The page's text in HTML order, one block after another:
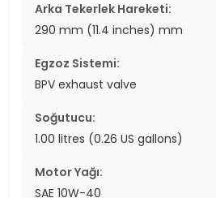
Arka Tekerlek Hareketi:
290 mm (11.4 inches) mm
Egzoz Sistemi:
BPV exhaust valve
Soğutucu:
1.00 litres (0.26 US gallons)
Motor Yağı:
SAE 10W-40